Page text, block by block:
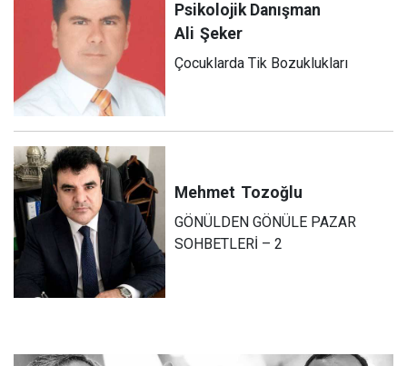
Psikolojik Danışman
Ali Şeker
Çocuklarda Tik Bozuklukları
Mehmet Tozoğlu
GÖNÜLDEN GÖNÜLE PAZAR
SOHBETLERİ – 2